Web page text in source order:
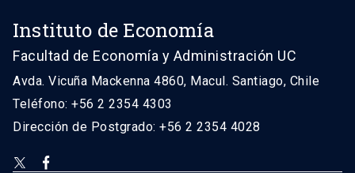
Instituto de Economía
Facultad de Economía y Administración UC
Avda. Vicuña Mackenna 4860, Macul. Santiago, Chile
Teléfono: +56 2 2354 4303
Dirección de Postgrado: +56 2 2354 4028